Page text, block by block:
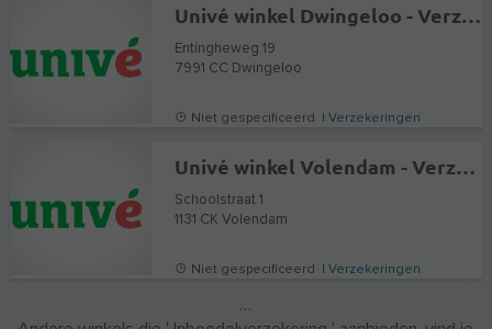
Univé winkel Dwingeloo - Verzekeringen en Hypotheekadvies
Entingheweg 19
7991 CC Dwingeloo
Niet gespecificeerd |Verzekeringen
Univé winkel Volendam - Verzekeringen en Hypotheekadvies
Schoolstraat 1
1131 CK Volendam
Niet gespecificeerd |Verzekeringen
…